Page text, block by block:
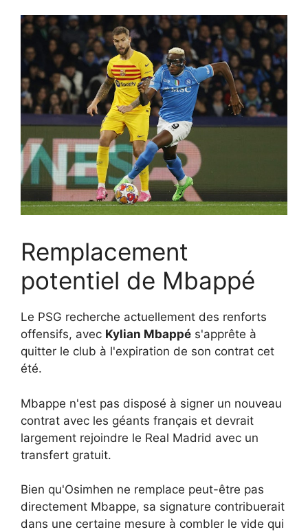
Remplacement
potentiel de Mbappé
Le PSG recherche actuellement des renforts
offensifs, avec Kylian Mbappé s'apprête à
quitter le club à l'expiration de son contrat cet
été.
Mbappe n'est pas disposé à signer un nouveau
contrat avec les géants français et devrait
largement rejoindre le Real Madrid avec un
transfert gratuit.
Bien qu'Osimhen ne remplace peut-être pas
directement Mbappe, sa signature contribuerait
dans une certaine mesure à combler le vide qui